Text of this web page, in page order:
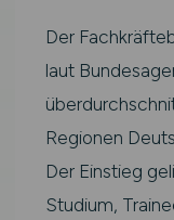
Der
laut
Regionen
Der Einstieg
Studium,